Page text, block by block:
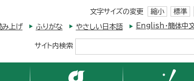
文字サイズの変更 縮小 標準
み上げ ふりがな やさしい日本語 English・簡体中文
サイト内検索